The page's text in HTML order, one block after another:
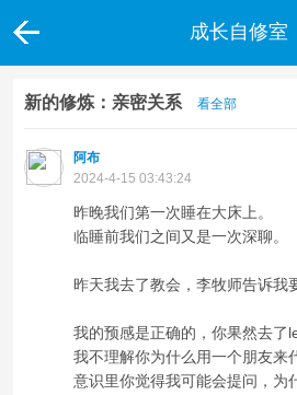
成长自修室
新的修炼：亲密关系 看全部
阿布
2024-4-15 03:43:24
昨晚我们第一次睡在大床上。
临睡前我们之间又是一次深聊。
昨天我去了教会，李牧师告诉我
我的预感是正确的，你果然去了
我不理解你为什么用一个朋友来
意识里你觉得我可能会提问，为